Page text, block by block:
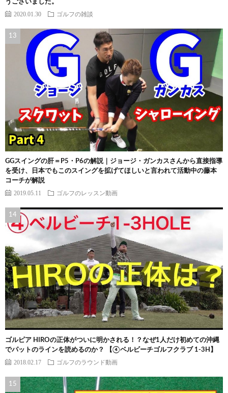
うございました。
2020.01.30 ゴルフの雑談
GGスイングの肝＝P5・P6の解説｜ジョージ・ガンカスさんから直接指導
を受け、日本でもこのスイングを拡げてほしいと言われて活動中の藤本
コーチが解説
2019.05.11 ゴルフのレッスン動画
ゴルピア HIROの正体がついに明かされる！？なぜ1人だけ初めての沖縄
でパットのラインを読めるのか？ 【④ベルビーチゴルフクラブ 1-3H】
2018.02.17 ゴルフのラウンド動画